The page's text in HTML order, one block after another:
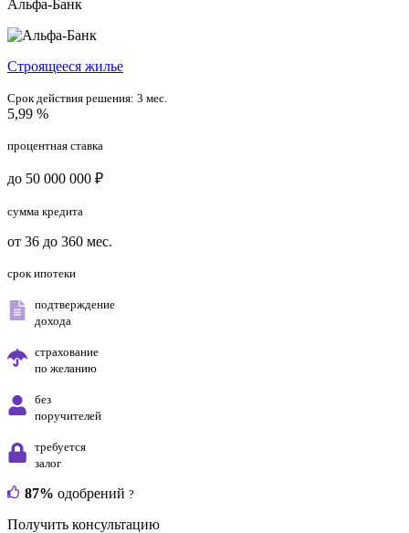
Альфа-Банк
Cтроящееся жилье
Срок действия решения: 3 мес.
5,99 %
процентная ставка
до 50 000 000 ₽
сумма кредита
от 36 до 360 мес.
срок ипотеки
подтверждение
дохода
страхование
по желанию
без
поручителей
требуется
залог
87% одобрений ?
Получить консультацию